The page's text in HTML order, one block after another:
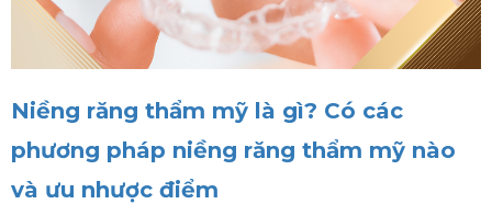
Niềng răng thẩm mỹ là gì? Có các
phương pháp niềng răng thẩm mỹ nào
và ưu nhược điểm